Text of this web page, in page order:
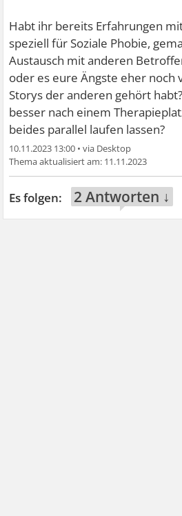
Habt ihr bereits Erfahrungen
speziell für Soziale Phobie,
Austausch mit anderen
oder es eure Ängste eher noch
Storys der anderen gehört
besser nach einem
beides parallel laufen lassen?
10.11.2023 13:00 •
11.11.2023
2 Antworten ↓